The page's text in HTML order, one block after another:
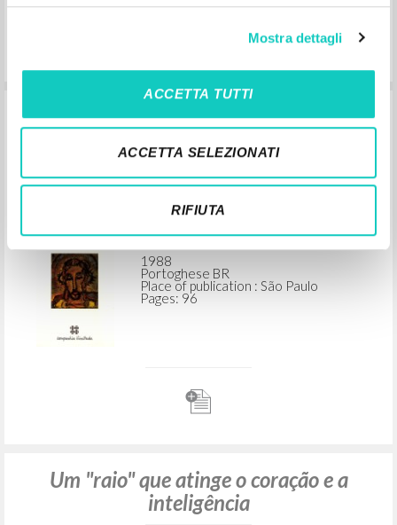
Mostra dettagli
ACCETTA TUTTI
ACCETTA SELEZIONATI
RIFIUTA
A consciência religiosa no homem
"engajados"
Giussani Luigi Author
Editora Companhia Ilimitada
1988
Portoghese BR
Place of publication : São Paulo
Pages: 96
Um "raio" que atinge o coração e a
inteligência